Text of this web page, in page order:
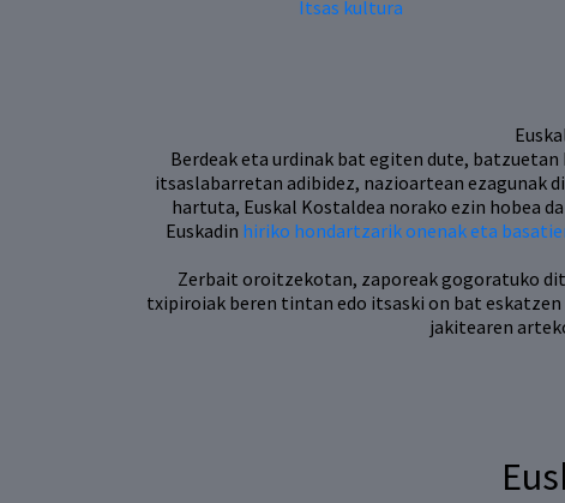
Itsas kultura
Berdeak eta urdinak bat egiten dute,
itsaslabarretan adibidez, nazioartean ezagunak
hartuta, Euskal Kostaldea norako ezin hobea
Euskadin hiriko hondartzarik onenak eta
Zerbait oroitzekotan, zaporeak gogoratuko
txipiroiak beren tintan edo itsaski on bat
jakitearen